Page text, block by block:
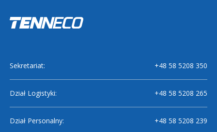
Sekretariat: +48 58 5208 350
Dział Logistyki: +48 58 5208 265
Dział Personalny: +48 58 5208 239